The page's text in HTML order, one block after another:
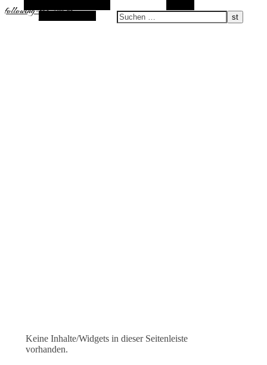
following-the-sun.de
Zufallsauswahl
Keine Inhalte/Widgets in dieser Seitenleiste
vorhanden.